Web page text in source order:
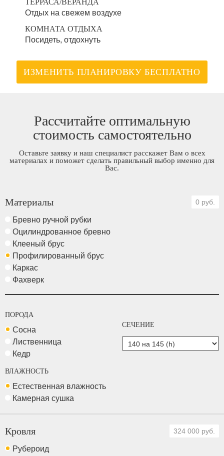
ТЕРРАСА/ВЕРАНДА
Отдых на свежем воздухе
КОМНАТА ОТДЫХА
Посидеть, отдохнуть
ИЗМЕНИТЬ ПЛАНИРОВКУ БЕСПЛАТНО
Рассчитайте оптимальную
стоимость самостоятельно
Оставьте заявку и наш специалист расскажет Вам о всех
материалах и поможет сделать правильный выбор именно для
Вас.
Материалы 0 руб.
Бревно ручной рубки
Оцилиндрованное бревно
Клееный брус
Профилированный брус
Каркас
Фахверк
ПОРОДА
Сосна
Лиственница
Кедр
СЕЧЕНИЕ
ВЛАЖНОСТЬ
Естественная влажность
Камерная сушка
Кровля 324 000 руб.
Рубероид